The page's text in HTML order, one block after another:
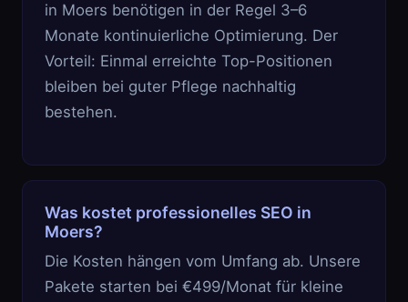
in Moers benötigen in der Regel 3–6
Monate kontinuierliche Optimierung. Der
Vorteil: Einmal erreichte Top-Positionen
bleiben bei guter Pflege nachhaltig
bestehen.
Was kostet professionelles SEO in
Moers?
Die Kosten hängen vom Umfang ab. Unsere
Pakete starten bei €499/Monat für kleine